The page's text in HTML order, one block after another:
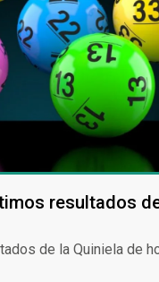
resultados
de la Quiniela de